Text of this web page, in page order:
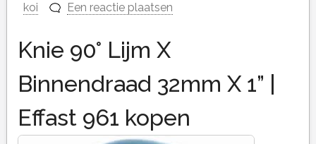
koi
Een reactie plaatsen
Knie 90° Lijm X
Binnendraad 32mm X 1” |
Effast 961 kopen